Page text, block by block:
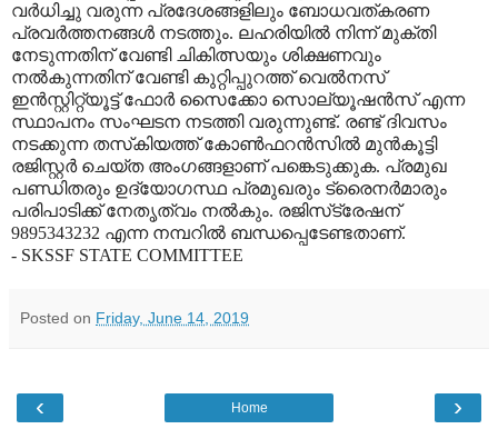
വര്‍ധിച്ചു വരുന്ന പ്രദേശങ്ങളിലും ബോധവത്കരണ
പ്രവര്‍ത്തനങ്ങള്‍ നടത്തും. ലഹരിയില്‍ നിന്ന് മുക്തി
നേടുന്നതിന് വേണ്ടി ചികിത്സയും ശിക്ഷണവും
നല്‍കുന്നതിന് വേണ്ടി കുറ്റിപ്പുറത്ത് വെല്‍നസ്
ഇന്‍സ്റ്റിറ്റ്യൂട്ട് ഫോര്‍ സൈക്കോ സൊല്യൂഷന്‍സ് എന്ന
സ്ഥാപനം സംഘടന നടത്തി വരുന്നുണ്ട്. രണ്ട് ദിവസം
നടക്കുന്ന തസ്‌കിയത്ത് കോണ്‍ഫറന്‍സില്‍ മുന്‍കൂട്ടി
രജിസ്റ്റര്‍ ചെയ്ത അംഗങ്ങളാണ് പങ്കെടുക്കുക. പ്രമുഖ
പണ്ഡിതരും ഉദ്യോഗസ്ഥ പ്രമുഖരും ട്രൈനര്‍മാരും
പരിപാടിക്ക് നേതൃത്വം നല്‍കും. രജിസ്‌ട്രേഷന്
9895343232 എന്ന നമ്പറില്‍ ബന്ധപ്പെടേണ്ടതാണ്.
- SKSSF STATE COMMITTEE
Posted on Friday, June 14, 2019
‹ ›
Home